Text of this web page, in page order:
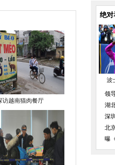
访越南猫肉餐厅
绝对
波
领
湖
深
北
曝